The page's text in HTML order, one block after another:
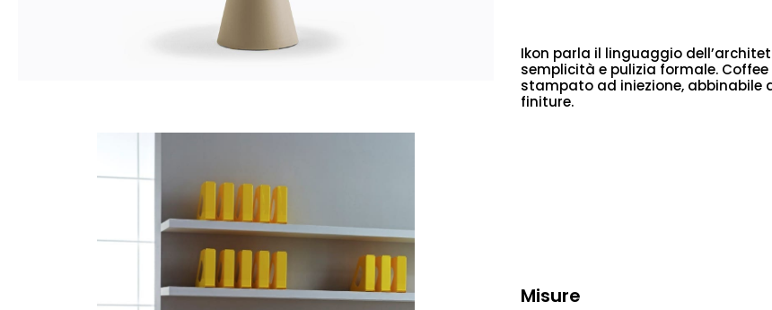
Ikon parla il linguaggio
semplicità e pulizia formale.
stampato ad iniezione, abbinabile
finiture.
Misure